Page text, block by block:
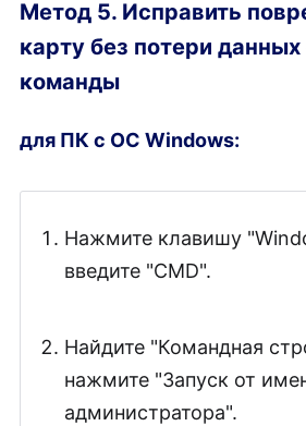
Метод 5. Исправить
карту без потери
команды
для ПК с ОС Windows:
Нажмите клавишу
введите "CMD".
Найдите "Командная
нажмите "Запуск от
администратора".